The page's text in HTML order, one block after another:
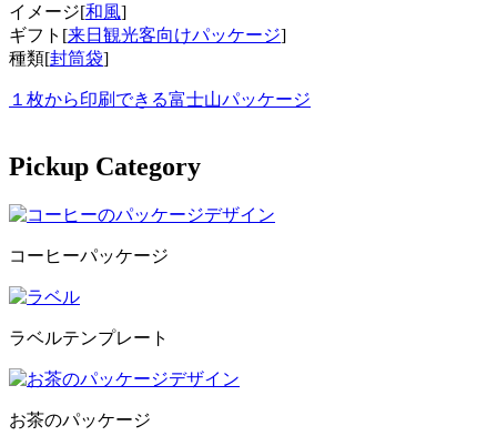
イメージ[和風]
ギフト[来日観光客向けパッケージ]
種類[封筒袋]
１枚から印刷できる富士山パッケージ
Pickup Category
コーヒーパッケージ
ラベルテンプレート
お茶のパッケージ